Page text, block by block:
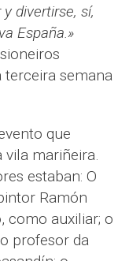
divertirse, sí,
España.»
semana
que
vila mariñeira.
estaban: O
Ramón
como auxiliar; o
profesor da